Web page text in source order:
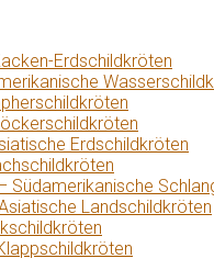
Erdschildkröten
Erdschildkröten
Südamerikanische
Landschildkröten